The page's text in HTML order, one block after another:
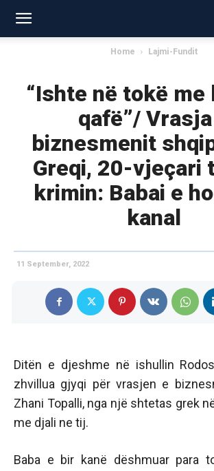
Home Lajmi-Fundit
“Ishte në tokë me
qafë”/
biznesmenit
Greqi, 20-vjeçari
krimin: Babai e
kanal
11 September, 2022
Ditën e djeshme në ishullin
zhvillua gjyqi për vrasjen e
Zhani Topalli, nga një shtetas grek
me djali ne tij.
Baba e bir kanë dëshmuar para